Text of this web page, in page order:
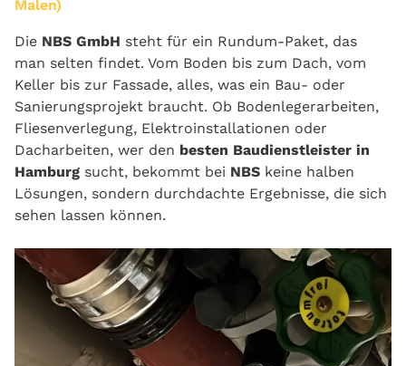
Malen)
Die NBS GmbH steht für ein Rundum-Paket, das
man selten findet. Vom Boden bis zum Dach, vom
Keller bis zur Fassade, alles, was ein Bau- oder
Sanierungsprojekt braucht. Ob Bodenlegerarbeiten,
Fliesenverlegung, Elektroinstallationen oder
Dacharbeiten, wer den besten Baudienstleister in
Hamburg sucht, bekommt bei NBS keine halben
Lösungen, sondern durchdachte Ergebnisse, die sich
sehen lassen können.